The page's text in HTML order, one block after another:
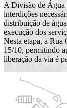
A Divisão de Água
interdições
distribuição de
execução dos
Nesta etapa, a Rua
15/10, permitindo
liberação da via é